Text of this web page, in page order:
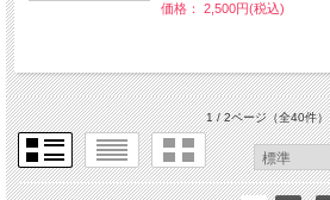
価格： 2,500円(税込)
1 / 2ページ（全40件）